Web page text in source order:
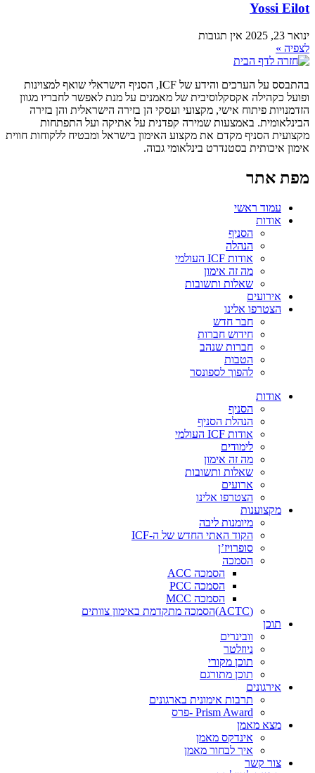
Yossi Eilot
ינואר 23, 2025
אין תגובות
לצפיה »
בהתבסס על הערכים והידע של ICF, הסניף הישראלי שואף למצוינות
ופועל כקהילה אקסקלוסיבית של מאמנים על מנת לאפשר לחבריו מגוון
הזדמנויות פיתוח אישי, מקצועי ועסקי הן בזירה הישראלית והן בזירה
הבינלאומית. באמצעות שמירה קפדנית על אתיקה ועל התפתחות
מקצועית הסניף מקדם את מקצוע האימון בישראל ומבטיח ללקוחות חווית
אימון איכותית בסטנדרט בינלאומי גבוה.
מפת אתר
עמוד ראשי
אודות
הסניף
הנהלה
אודות ICF העולמי
מה זה אימון
שאלות ותשובות
אירועים
הצטרפו אלינו
חבר חדש
חידוש חברות
חברות שנהב
הטבות
להפוך לספונסר
אודות
הסניף
הנהלת הסניף
אודות ICF העולמי
לימודים
מה זה אימון
שאלות ותשובות
ארועים
הצטרפו אלינו
מקצוענות
מיומנות ליבה
הקוד האתי החדש של ה-ICF
סופרויז’ן
הסמכה
הסמכה ACC
הסמכה PCC
הסמכה MCC
(ACTC)הסמכה מתקדמת באימון צוותים
תוכן
וובינרים
ניוזלטר
תוכן מקורי
תוכן מתורגם
אירגונים
תרבות אימונית בארגונים
Prism Award -פרס
מצא מאמן
אינדקס מאמן
איך לבחור מאמן
צור קשר